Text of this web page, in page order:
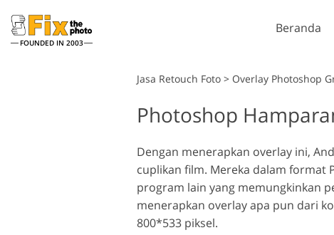
FOUNDED IN 2003
Beranda
Headshot
Lightroom
Lightroom Presets
Preset Kesepakatan
Terbaik
Koleksi Seluler
Overlay
Tekstur
Ps
Koleksi
Jasa Retouch Foto > Overlay Photoshop
Photoshop
Dengan menerapkan overlay ini,
cuplikan film. Mereka dalam format
program lain yang memungkinkan
menerapkan overlay apa pun dari
800*533 piksel.